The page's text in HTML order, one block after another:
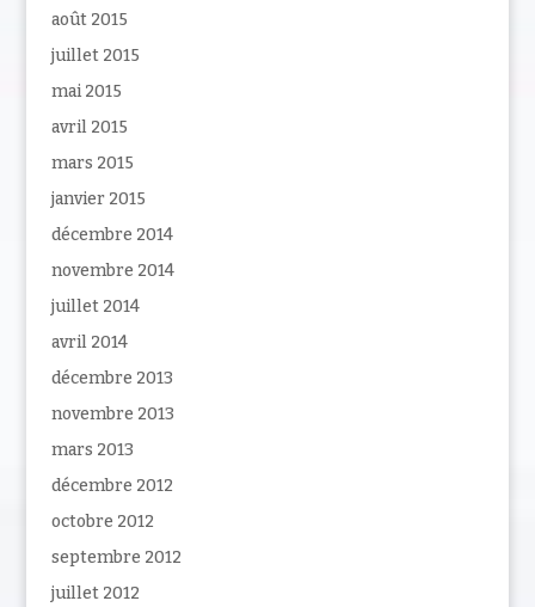
août 2015
juillet 2015
mai 2015
avril 2015
mars 2015
janvier 2015
décembre 2014
novembre 2014
juillet 2014
avril 2014
décembre 2013
novembre 2013
mars 2013
décembre 2012
octobre 2012
septembre 2012
juillet 2012